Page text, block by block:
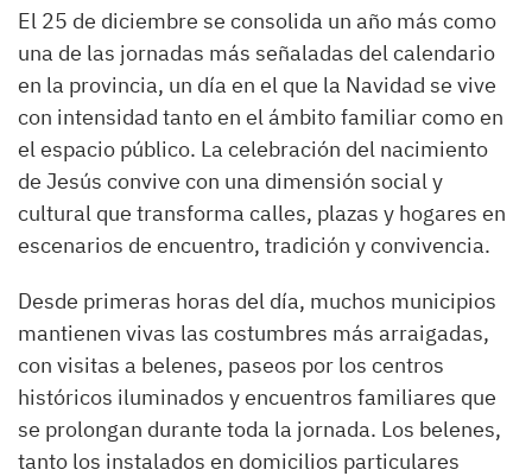
El 25 de diciembre se consolida un año más como
una de las jornadas más señaladas del calendario
en la provincia, un día en el que la Navidad se vive
con intensidad tanto en el ámbito familiar como en
el espacio público. La celebración del nacimiento
de Jesús convive con una dimensión social y
cultural que transforma calles, plazas y hogares en
escenarios de encuentro, tradición y convivencia.
Desde primeras horas del día, muchos municipios
mantienen vivas las costumbres más arraigadas,
con visitas a belenes, paseos por los centros
históricos iluminados y encuentros familiares que
se prolongan durante toda la jornada. Los belenes,
tanto los instalados en domicilios particulares